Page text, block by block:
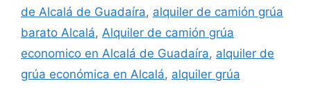
de Alcalá de Guadaíra, alquiler de camión grúa
barato Alcalá, Alquiler de camión grúa
economico en Alcalá de Guadaíra, alquiler de
grúa económica en Alcalá, alquiler grúa